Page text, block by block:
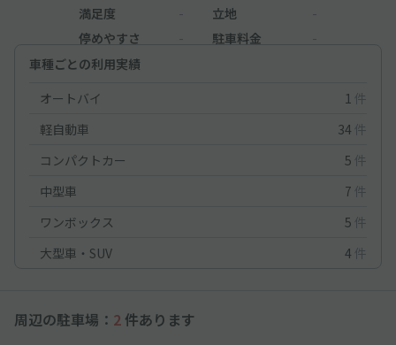
満足度 立地
停めやすさ
駐車料金
車種ごとの利用実績
オートバイ
1 件
軽自動車
34 件
コンパクトカー
5 件
中型車
7 件
ワンボックス
5 件
大型車・SUV
4 件
周辺の駐車場： 2 件あります